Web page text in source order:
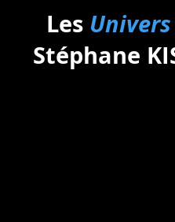
Les Univers
Stéphane